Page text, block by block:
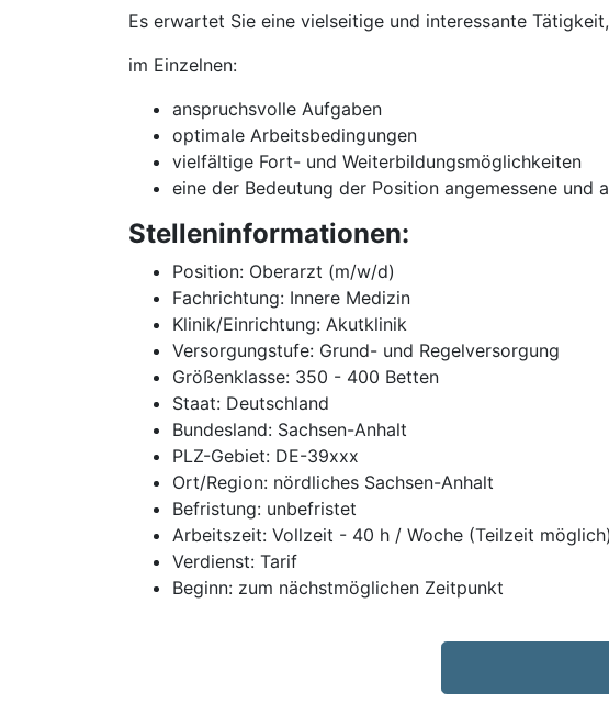
Es erwartet Sie eine vielseitige und interessante
im Einzelnen:
anspruchsvolle Aufgaben
optimale Arbeitsbedingungen
vielfältige Fort- und Weiterbildungsmöglichkeiten
eine der Bedeutung der Position angemessene und
Stelleninformationen:
Position: Oberarzt (m/w/d)
Fachrichtung: Innere Medizin
Klinik/Einrichtung: Akutklinik
Versorgungstufe: Grund- und Regelversorgung
Größenklasse: 350 - 400 Betten
Staat: Deutschland
Bundesland: Sachsen-Anhalt
PLZ-Gebiet: DE-39xxx
Ort/Region: nördliches Sachsen-Anhalt
Befristung: unbefristet
Arbeitszeit: Vollzeit - 40 h / Woche (Teilzeit möglich)
Verdienst: Tarif
Beginn: zum nächstmöglichen Zeitpunkt